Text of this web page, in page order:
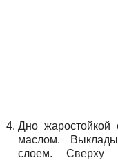
Дно жаростойкой
маслом.
слоем. Сверху